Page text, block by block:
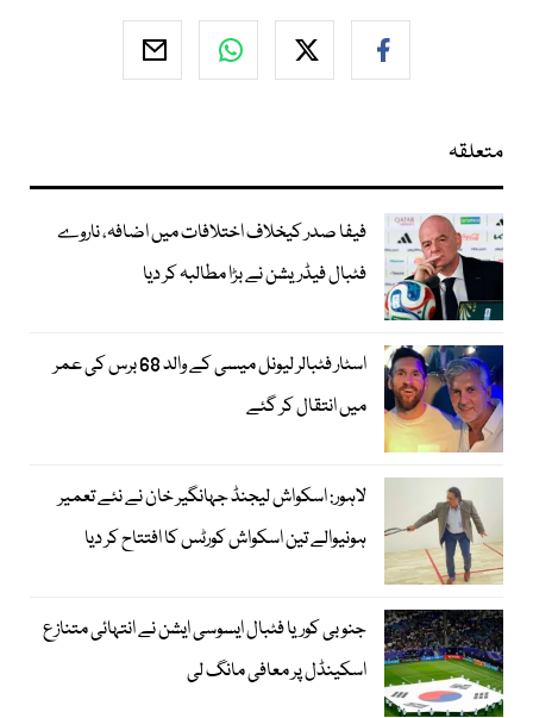
متعلقہ
فیفا صدر کیخلاف اختلافات میں اضافہ، ناروے
فٹبال فیڈریشن نے بڑا مطالبہ کر دیا
اسٹار فٹبالر لیونل میسی کے والد 68 برس کی عمر
میں انتقال کر گئے
لاہور: اسکواش لیجنڈ جہانگیر خان نے نئے تعمیر
ہونیوالے تین اسکواش کورٹس کا افتتاح کر دیا
جنوبی کوریا فٹبال ایسوسی ایشن نے انتہائی متنازع
اسکینڈل پر معافی مانگ لی